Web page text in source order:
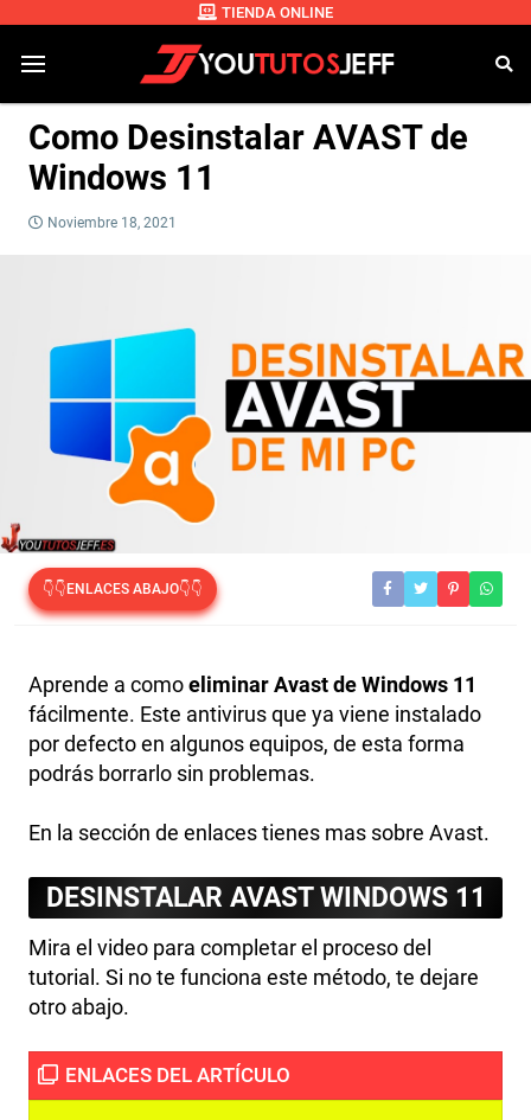
TIENDA ONLINE
Como Desinstalar AVAST de
Windows 11
Noviembre 18, 2021
👇👇ENLACES ABAJO👇👇
Aprende a comoeliminar Avast de Windows 11
fácilmente. Este antivirus que ya viene instalado
por defecto en algunos equipos, de esta forma
podrás borrarlo sin problemas.
En la sección de enlaces tienes mas sobre Avast.
DESINSTALAR AVAST WINDOWS 11
Mira el video para completar el proceso del
tutorial. Si no te funciona este método, te dejare
otro abajo.